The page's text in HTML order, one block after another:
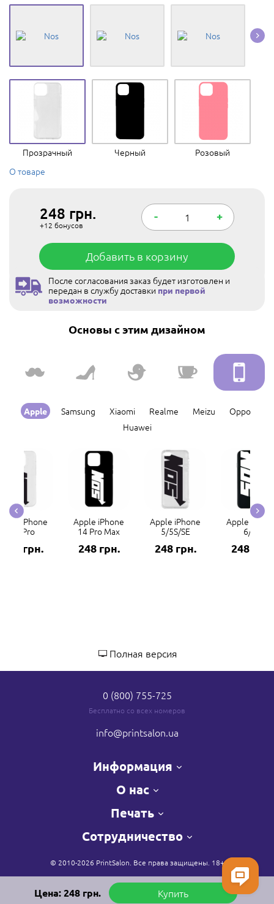
Прозрачный Черный
Розовый
О товаре
248 грн.
+12 бонусов
- +
Добавить в корзину
После согласования заказ будет изготовлен и
передан в службу доставки при первой
возможности
Основы с этим дизайном
Apple Samsung Xiaomi Realme Meizu
Oppo
Huawei
iPhone
14 Pro
248 грн.
Apple iPhone
14 Pro Max
248 грн.
Apple iPhone
5/5S/SE
248 грн.
Apple
6/6S
248 грн.
Цена:248грн. Купить
Полная версия
0 (800) 755-725
Бесплатно со всех номеров
info@printsalon.ua
Информация
О нас
Печать
Сотрудничество
© 2010-2026 PrintSalon. Все права защищены. 18+